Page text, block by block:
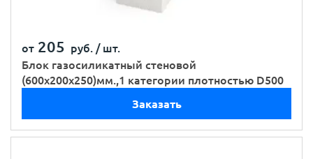
от 205 руб. / шт.
Блок газосиликатный стеновой
(600х200х250)мм.,1 категории плотностью D500
Заказать